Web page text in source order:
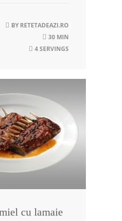
BY RETETADEAZI.RO
30 MIN
4 SERVINGS
cu lamaie